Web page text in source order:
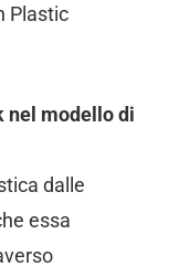
Plastic
nel modello di
dalle
essa